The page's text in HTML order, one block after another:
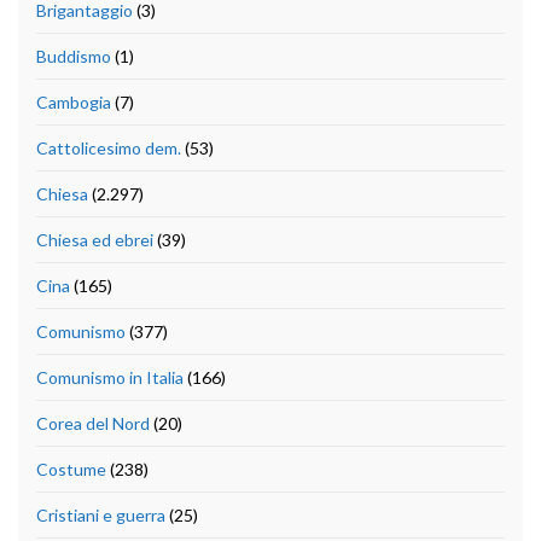
Brigantaggio (3)
Buddismo (1)
Cambogia (7)
Cattolicesimo dem.(53)
Chiesa (2.297)
Chiesa ed ebrei(39)
Cina (165)
Comunismo (377)
Comunismo in Italia (166)
Corea del Nord (20)
Costume(238)
Cristiani e guerra (25)